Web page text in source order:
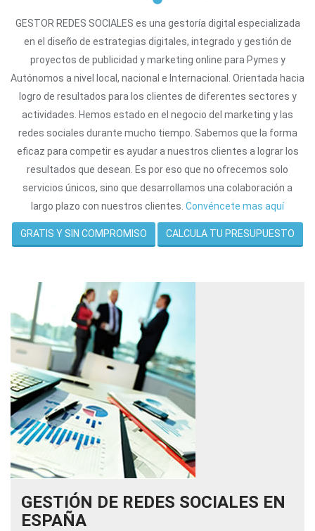
GESTOR REDES SOCIALES es una gestoría digital especializada
en el diseño de estrategias digitales, integrado y gestión de
proyectos de publicidad y marketing online para Pymes y
Autónomos a nivel local, nacional e Internacional. Orientada hacia
logro de resultados para los clientes de diferentes sectores y
actividades. Hemos estado en el negocio del marketing y las
redes sociales durante mucho tiempo. Sabemos que la forma
eficaz para competir es ayudar a nuestros clientes a lograr los
resultados que desean. Es por eso que no ofrecemos solo
servicios únicos, sino que desarrollamos una colaboración a
largo plazo con nuestros clientes. Convéncete mas aquí
GRATIS Y SIN COMPROMISO CALCULA TU PRESUPUESTO
GESTIÓN DE REDES SOCIALES EN
ESPAÑA